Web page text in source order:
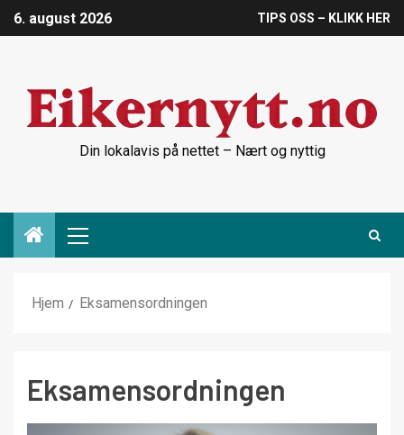
6. august 2026 TIPS OSS – KLIKK HER
Din lokalavis på nettet – Nært og nyttig
Hjem Eksamensordningen
Eksamensordningen